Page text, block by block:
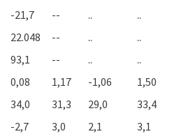
-21,7 -- .. ..
22.048 -- .. ..
93,1 -- .. ..
0,08 1,17 -1,06 1,50
34,0 31,3 29,0 33,4
-2,7 3,0 2,1 3,1